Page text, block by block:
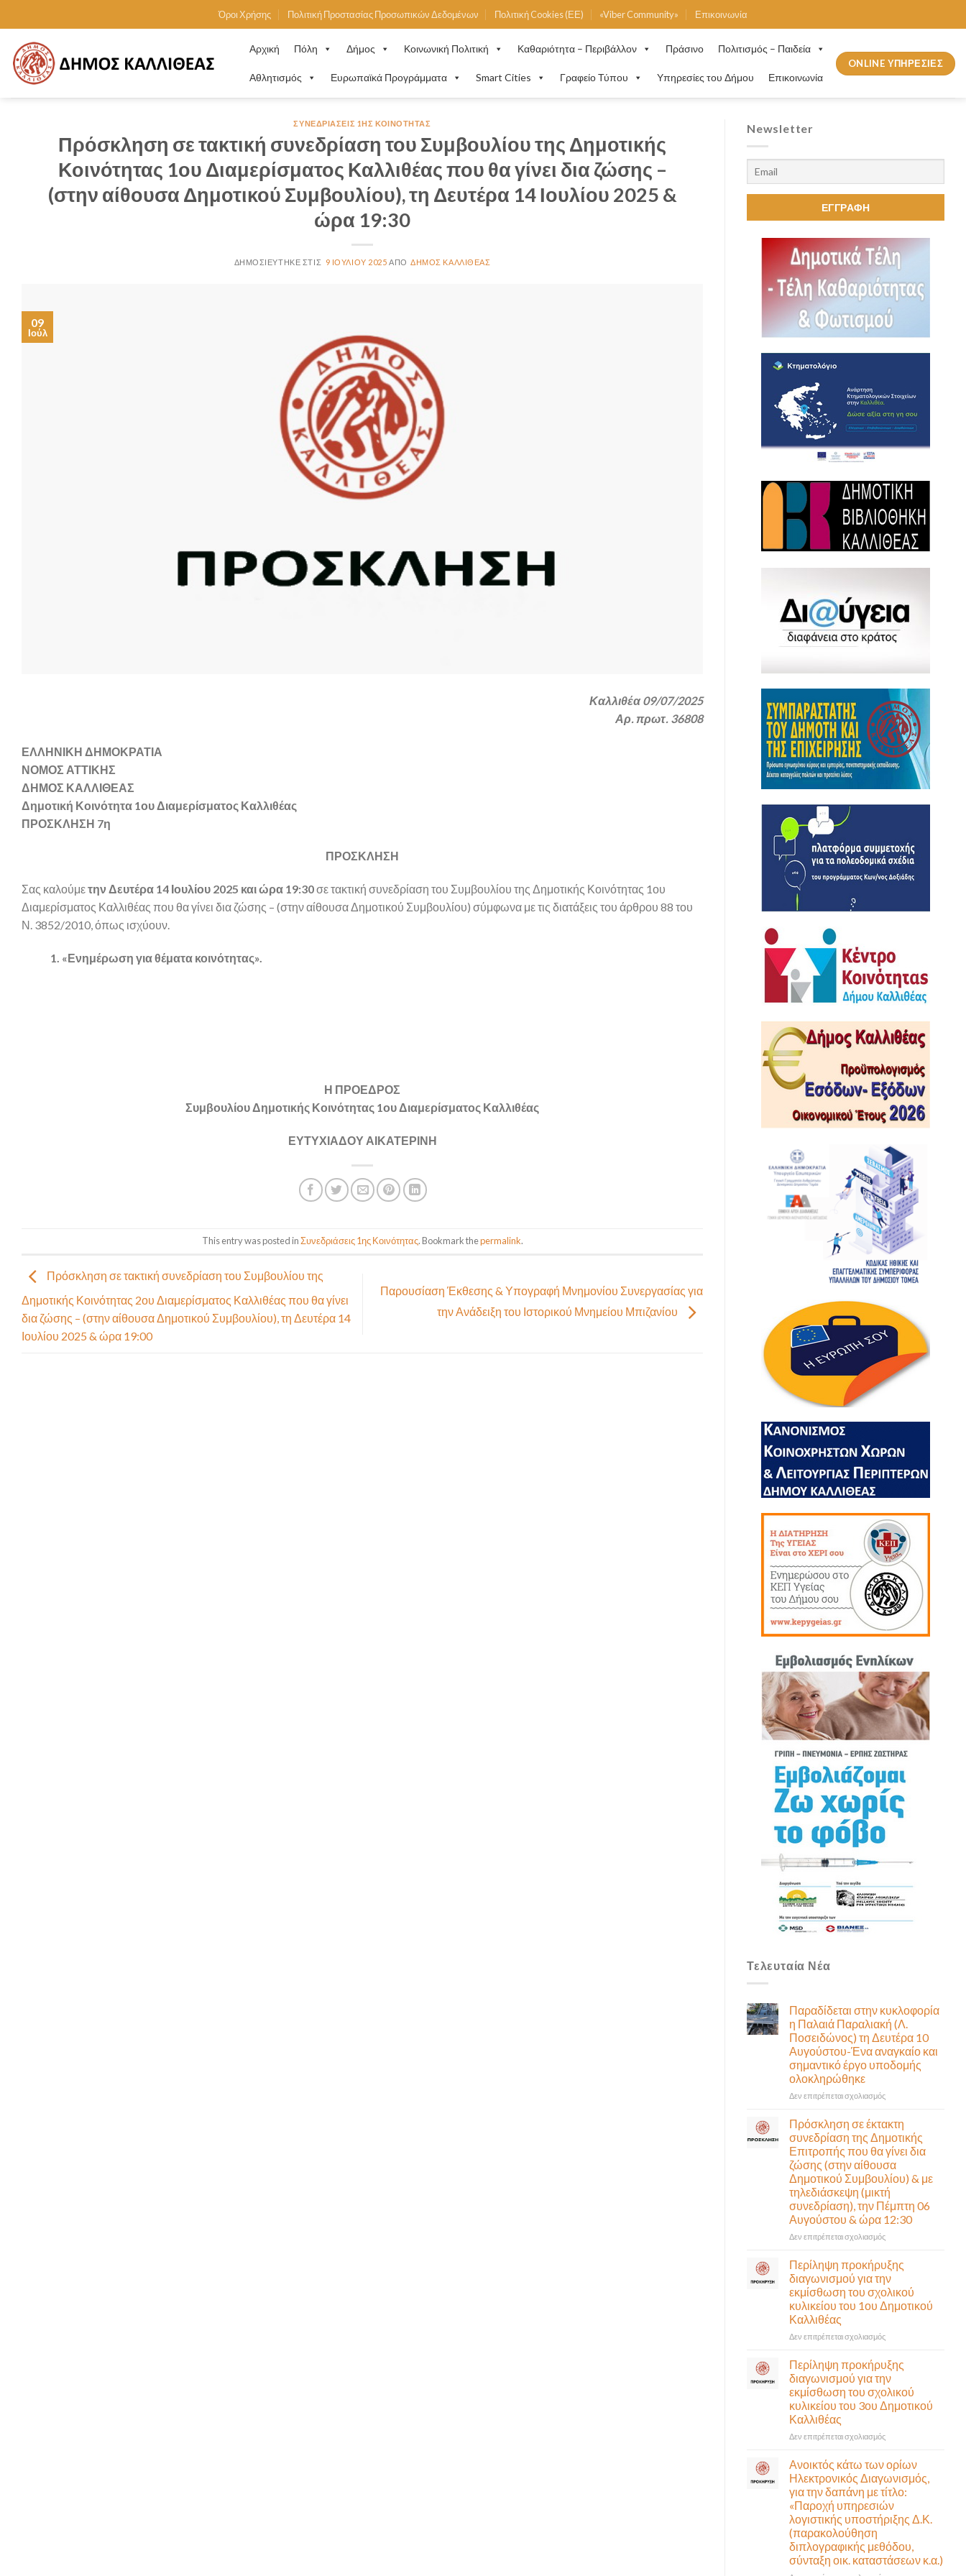
to
content
Όροι Χρήσης Πολιτική Προστασίας Προσωπικών Δεδομένων Πολιτική Cookies (ΕΕ) «Viber Community» Επικοινωνία
Αρχική Πόλη Δήμος Κοινωνική Πολιτική Καθαριότητα – Περιβάλλον Πράσινο Πολιτισμός – Παιδεία
Αθλητισμός Ευρωπαϊκά Προγράμματα Smart Cities Γραφείο Τύπου Υπηρεσίες του Δήμου Επικοινωνία
ONLINE ΥΠΗΡΕΣΙΕΣ
ΣΥΝΕΔΡΙΆΣΕΙΣ 1ΗΣ ΚΟΙΝΌΤΗΤΑΣ
Πρόσκληση σε τακτική συνεδρίαση του Συμβουλίου της Δημοτικής
Κοινότητας 1ου Διαμερίσματος Καλλιθέας που θα γίνει δια ζώσης –
(στην αίθουσα Δημοτικού Συμβουλίου), τη Δευτέρα 14 Ιουλίου 2025 &
ώρα 19:30
9 ΙΟΥΛΊΟΥ 2025 ΔΉΜΟΣ ΚΑΛΛΙΘΈΑΣ
09
Ιούλ
Καλλιθέα 09/07/2025
Αρ. πρωτ. 36808
ΕΛΛΗΝΙΚΗ ΔΗΜΟΚΡΑΤΙΑ
ΝΟΜΟΣ ΑΤΤΙΚΗΣ
ΔΗΜΟΣ ΚΑΛΛΙΘΕΑΣ
Δημοτική Κοινότητα 1ου Διαμερίσματος Καλλιθέας
ΠΡΟΣΚΛΗΣΗ 7η
ΠΡΟΣΚΛΗΣΗ
Σας καλούμετην Δευτέρα 14 Ιουλίου 2025 και ώρα 19:30σε τακτική συνεδρίαση του Συμβουλίου της Δημοτικής Κοινότητας 1ου
Διαμερίσματος Καλλιθέας που θα γίνει δια ζώσης – (στην αίθουσα Δημοτικού Συμβουλίου) σύμφωνα με τις διατάξεις του άρθρου 88 του
Ν. 3852/2010, όπως ισχύουν.
1. «Ενημέρωση για θέματα κοινότητας».
Η ΠΡΟΕΔΡΟΣ
Συμβουλίου Δημοτικής Κοινότητας 1ου Διαμερίσματος Καλλιθέας
ΕΥΤΥΧΙΑΔΟΥ ΑΙΚΑΤΕΡΙΝΗ
This entry was posted inΣυνεδριάσεις 1ης Κοινότητας. Bookmark thepermalink.
Πρόσκληση σε τακτική συνεδρίαση του Συμβουλίου της
Δημοτικής Κοινότητας 2ου Διαμερίσματος Καλλιθέας που θα γίνει
δια ζώσης – (στην αίθουσα Δημοτικού Συμβουλίου), τη Δευτέρα 14
Ιουλίου 2025 & ώρα 19:00
Παρουσίαση Έκθεσης & Υπογραφή Μνημονίου Συνεργασίας για
την Ανάδειξη του Ιστορικού Μνημείου Μπιζανίου
Newsletter
Τελευταία Νέα
Παραδίδεται στην κυκλοφορία
η Παλαιά Παραλιακή (Λ.
Ποσειδώνος) τη Δευτέρα 10
Αυγούστου-Ένα αναγκαίο και
σημαντικό έργο υποδομής
ολοκληρώθηκε
Δεν επιτρέπεται σχολιασμόςστο
κυκλοφορία
η
Παλαιά
Παραλιακή
(Λ.
Ποσειδώνος)
τη
Δευτέρα
Αυγούστου-
αναγκαίο
και
σημαντικό
έργο
υποδομής
Πρόσκληση σε έκτακτη
συνεδρίαση της Δημοτικής
Επιτροπής που θα γίνει δια
ζώσης (στην αίθουσα
Δημοτικού Συμβουλίου) & με
τηλεδιάσκεψη (μικτή
συνεδρίαση), την Πέμπτη 06
Αυγούστου & ώρα 12:30
Δεν επιτρέπεται σχολιασμόςστο
σε
έκτακτη
συνεδρίαση
της
Δημοτικής
δια
ζώσης
(στην
αίθουσα
&
τηλεδιάσκεψη
(μικτή
συνεδρίαση),
την
Πέμπτη
06
Αυγούστου
&
ώρα
Περίληψη προκήρυξης
διαγωνισμού για την
εκμίσθωση του σχολικού
κυλικείου του 1ου Δημοτικού
Καλλιθέας
Δεν επιτρέπεται σχολιασμόςστο
προκήρυξης
διαγωνισμού
για
την
εκμίσθωση
1ου
Δημοτικού
Καλλιθέας
Περίληψη προκήρυξης
διαγωνισμού για την
εκμίσθωση του σχολικού
κυλικείου του 3ου Δημοτικού
Καλλιθέας
Δεν επιτρέπεται σχολιασμόςστο
προκήρυξης
διαγωνισμού
για
την
εκμίσθωση
του
κυλικείου
του
Ανοικτός κάτω των ορίων
Ηλεκτρονικός Διαγωνισμός,
για την δαπάνη με τίτλο:
«Παροχή υπηρεσιών
λογιστικής υποστήριξης Δ.Κ.
(παρακολούθηση
διπλογραφικής μεθόδου,
σύνταξη οικ. καταστάσεων κ.α.)